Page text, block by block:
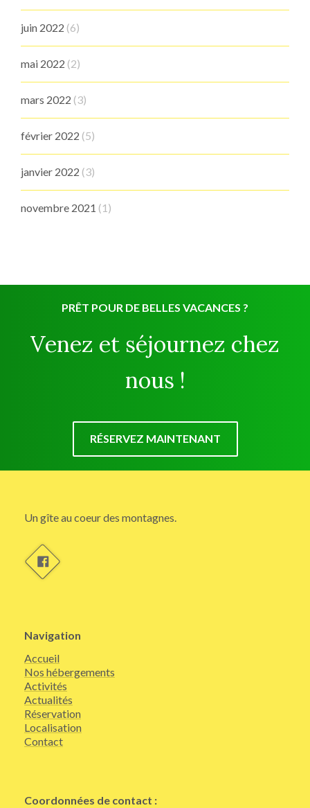
juin 2022 (6)
mai 2022 (2)
mars 2022 (3)
février 2022 (5)
janvier 2022 (3)
novembre 2021 (1)
PRÊT POUR DE BELLES VACANCES ?
Venez et séjournez chez
nous !
RÉSERVEZ MAINTENANT
Un gîte au coeur des montagnes.
Navigation
Accueil
Nos hébergements
Activités
Actualités
Réservation
Localisation
Contact
Coordonnées de contact :